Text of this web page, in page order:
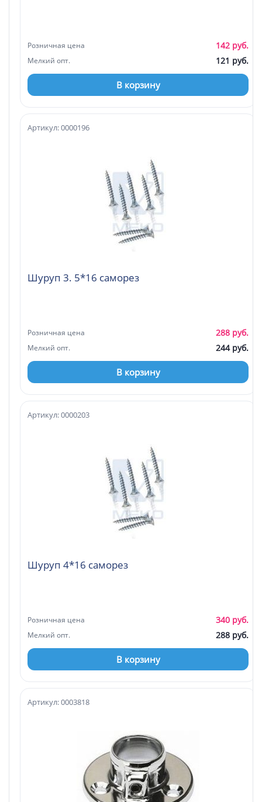
Розничная цена 142 руб.
Мелкий опт. 121 руб.
В корзину
Шуруп 3. 5*16 саморез
Артикул: 0000196
Розничная цена 288 руб.
Мелкий опт. 244 руб.
В корзину
Шуруп 4*16 саморез
Артикул: 0000203
Розничная цена 340 руб.
Мелкий опт. 288 руб.
В корзину
Артикул: 0003818